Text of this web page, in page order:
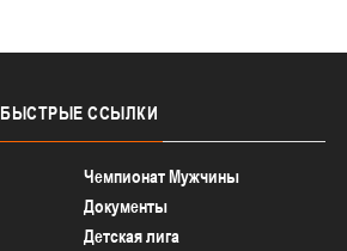
БЫСТРЫЕ ССЫЛКИ
Чемпионат Мужчины
Документы
Детская лига